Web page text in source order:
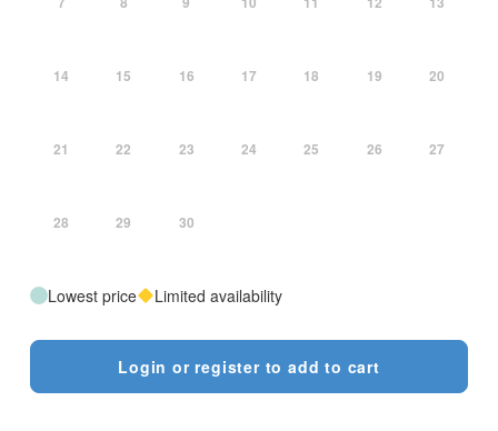
14 15 16 17 18 19 20
21 22 23 24 25 26 27
28 29 30
Lowest price Limited availability
Login or register to add to cart